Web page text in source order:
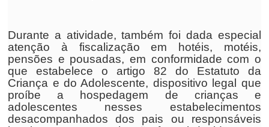
Durante a atividade, também foi dada especial
atenção à fiscalização em hotéis, motéis,
pensões e pousadas, em conformidade com o
que estabelece o artigo 82 do Estatuto da
Criança e do Adolescente, dispositivo legal que
proíbe a hospedagem de crianças e
adolescentes nesses estabelecimentos
desacompanhados dos pais ou responsáveis